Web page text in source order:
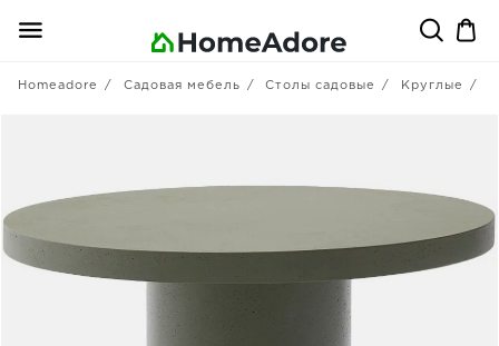
Homeadore Садовая мебель Столы садовые Круглые